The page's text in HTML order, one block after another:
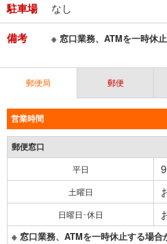
駐車場 なし
備考 ※ 窓口業務、ATMを一時休
郵便局 郵便
営業時間
郵便窓口
平日
土曜日
日曜日･休日
※ 窓口業務、ATMを一時休止する場合